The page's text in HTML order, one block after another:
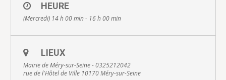
HEURE
(Mercredi) 14 h 00 min - 16 h 00 min
LIEUX
Mairie de Méry-sur-Seine - 0325212042
rue de l'Hôtel de Ville 10170 Méry-sur-Seine